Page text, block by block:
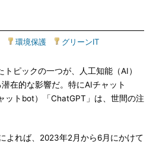
環境保護 グリーンIT
ピックの一つが、人工知能（AI）
在的な影響だ。特にAIチャット
ットbot）「ChatGPT」は、世間の注
れば、2023年2月から6月にかけて